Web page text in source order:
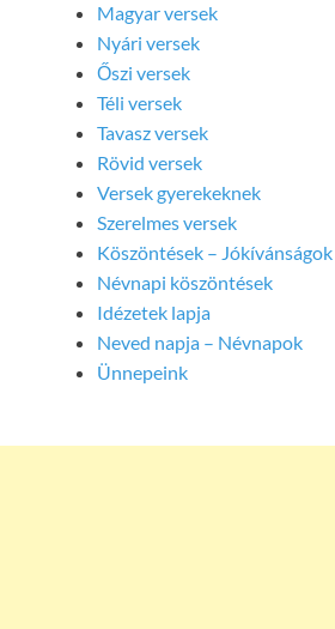
Magyar versek
Nyári versek
Őszi versek
Téli versek
Tavasz versek
Rövid versek
Versek gyerekeknek
Szerelmes versek
Köszöntések – Jókívánságok
Névnapi köszöntések
Idézetek lapja
Neved napja – Névnapok
Ünnepeink